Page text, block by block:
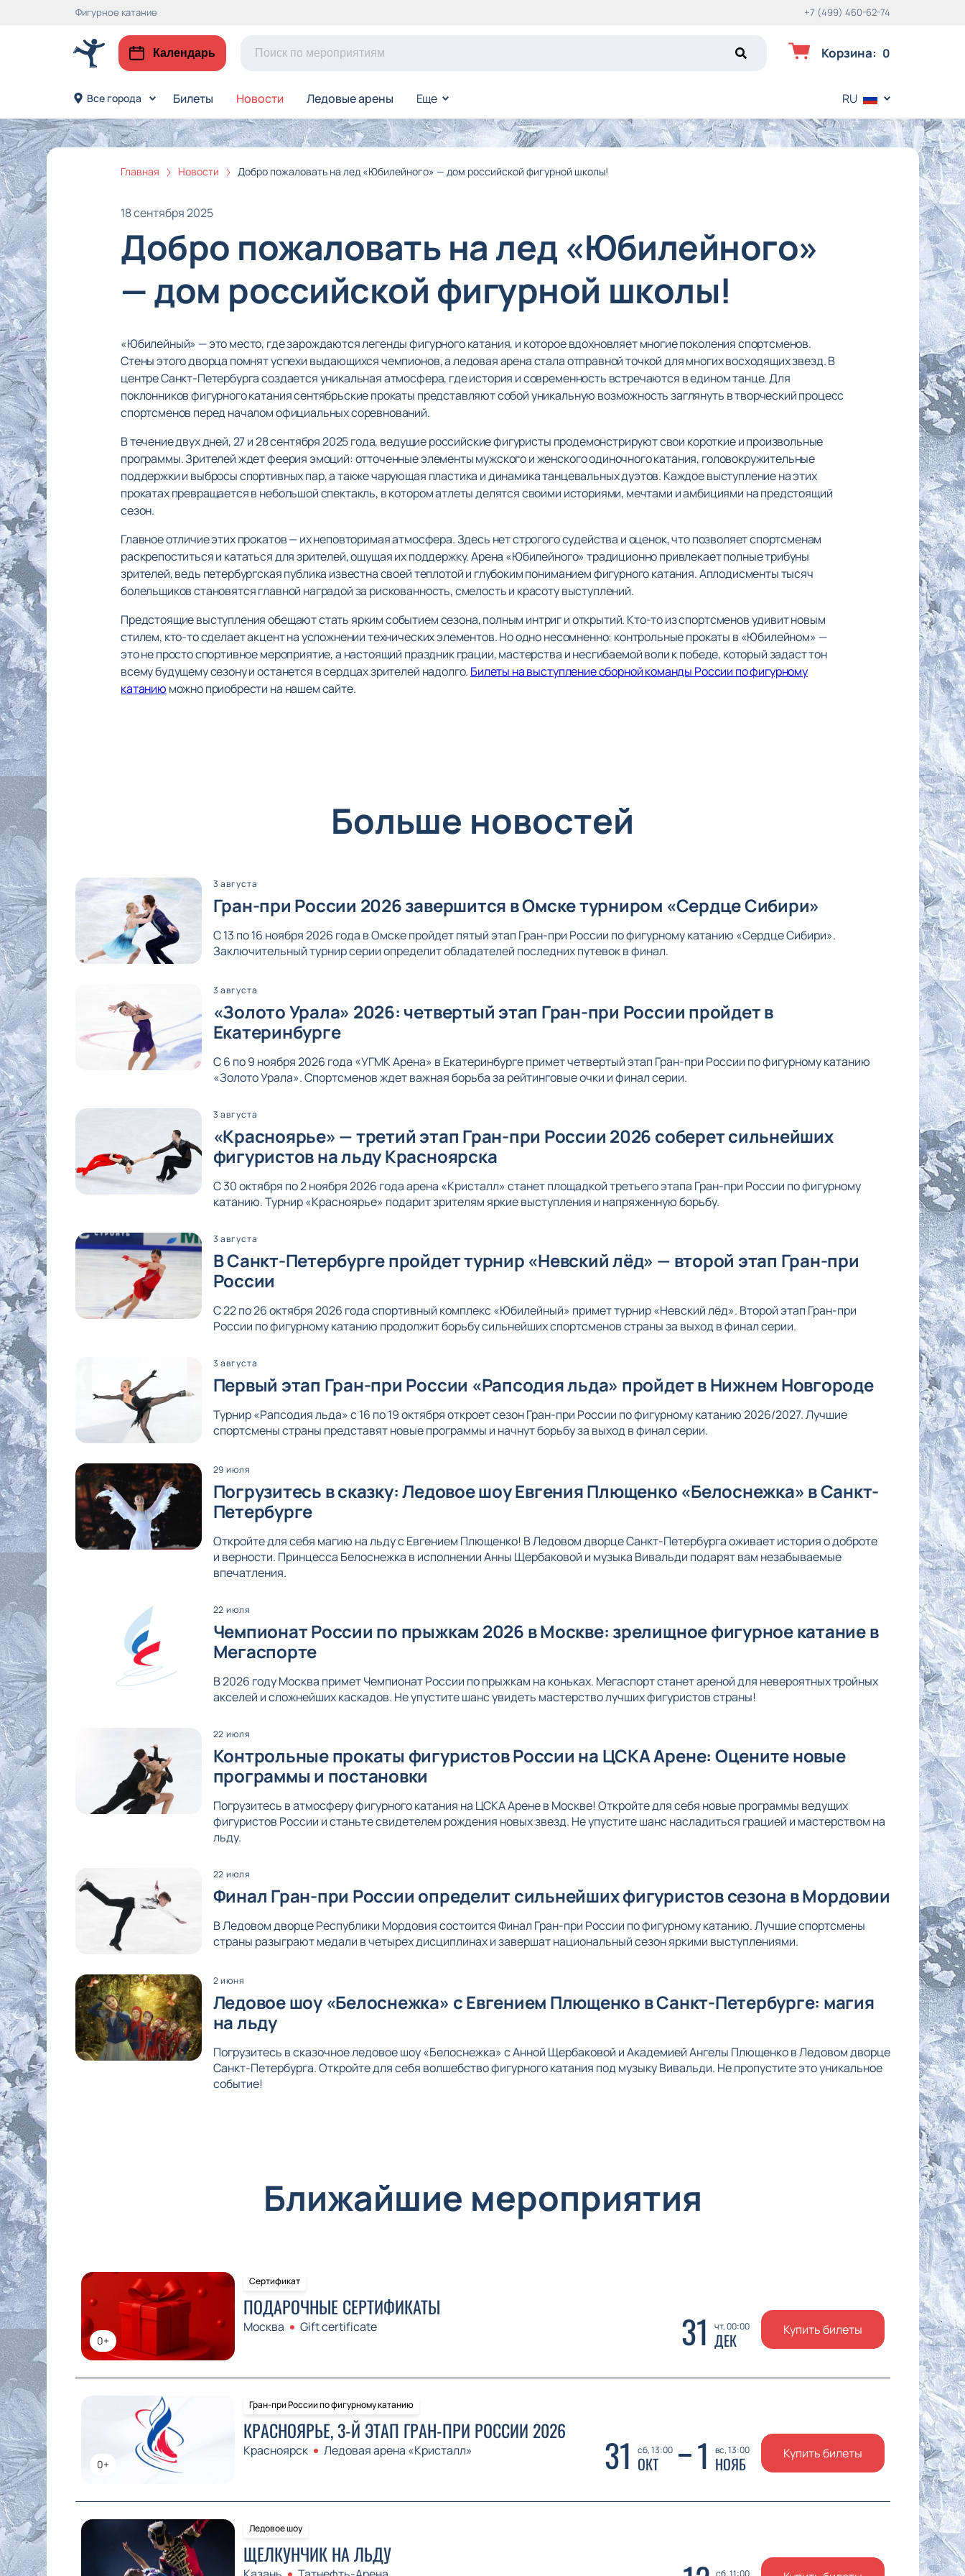
Фигурное катание +7 (499) 460-62-74
Календарь Корзина: 0
Все города Билеты Новости Ледовые арены Еще RU
Главная Новости Добро пожаловать на лед «Юбилейного» — дом российской фигурной школы!
18 сентября 2025
Добро пожаловать на лед «Юбилейного»
— дом российской фигурной школы!
«Юбилейный» — это место, где зарождаются легенды фигурного катания, и которое вдохновляет многие поколения спортсменов.
Стены этого дворца помнят успехи выдающихся чемпионов, а ледовая арена стала отправной точкой для многих восходящих звезд. В
центре Санкт-Петербурга создается уникальная атмосфера, где история и современность встречаются в едином танце. Для
поклонников фигурного катания сентябрьские прокаты представляют собой уникальную возможность заглянуть в творческий процесс
спортсменов перед началом официальных соревнований.
В течение двух дней, 27 и 28 сентября 2025 года, ведущие российские фигуристы продемонстрируют свои короткие и произвольные
программы. Зрителей ждет феерия эмоций: отточенные элементы мужского и женского одиночного катания, головокружительные
поддержки и выбросы спортивных пар, а также чарующая пластика и динамика танцевальных дуэтов. Каждое выступление на этих
прокатах превращается в небольшой спектакль, в котором атлеты делятся своими историями, мечтами и амбициями на предстоящий
сезон.
Главное отличие этих прокатов — их неповторимая атмосфера. Здесь нет строгого судейства и оценок, что позволяет спортсменам
раскрепоститься и кататься для зрителей, ощущая их поддержку. Арена «Юбилейного» традиционно привлекает полные трибуны
зрителей, ведь петербургская публика известна своей теплотой и глубоким пониманием фигурного катания. Аплодисменты тысяч
болельщиков становятся главной наградой за рискованность, смелость и красоту выступлений.
Предстоящие выступления обещают стать ярким событием сезона, полным интриг и открытий. Кто-то из спортсменов удивит новым
стилем, кто-то сделает акцент на усложнении технических элементов. Но одно несомненно: контрольные прокаты в «Юбилейном» —
это не просто спортивное мероприятие, а настоящий праздник грации, мастерства и несгибаемой воли к победе, который задаст тон
всему будущему сезону и останется в сердцах зрителей надолго. Билеты на выступление сборной команды России по фигурному
катанию можно приобрести на нашем сайте.
Больше новостей
3 августа
Гран-при России 2026 завершится в Омске турниром «Сердце Сибири»
С 13 по 16 ноября 2026 года в Омске пройдет пятый этап Гран-при России по фигурному катанию «Сердце Сибири».
Заключительный турнир серии определит обладателей последних путевок в финал.
3 августа
«Золото Урала» 2026: четвертый этап Гран-при России пройдет в
Екатеринбурге
С 6 по 9 ноября 2026 года «УГМК Арена» в Екатеринбурге примет четвертый этап Гран-при России по фигурному катанию
«Золото Урала». Спортсменов ждет важная борьба за рейтинговые очки и финал серии.
3 августа
«Красноярье» — третий этап Гран-при России 2026 соберет сильнейших
фигуристов на льду Красноярска
С 30 октября по 2 ноября 2026 года арена «Кристалл» станет площадкой третьего этапа Гран-при России по фигурному
катанию. Турнир «Красноярье» подарит зрителям яркие выступления и напряженную борьбу.
3 августа
В Санкт-Петербурге пройдет турнир «Невский лёд» — второй этап Гран-при
России
С 22 по 26 октября 2026 года спортивный комплекс «Юбилейный» примет турнир «Невский лёд». Второй этап Гран-при
России по фигурному катанию продолжит борьбу сильнейших спортсменов страны за выход в финал серии.
3 августа
Первый этап Гран-при России «Рапсодия льда» пройдет в Нижнем Новгороде
Турнир «Рапсодия льда» с 16 по 19 октября откроет сезон Гран-при России по фигурному катанию 2026/2027. Лучшие
спортсмены страны представят новые программы и начнут борьбу за выход в финал серии.
29 июля
Погрузитесь в сказку: Ледовое шоу Евгения Плющенко «Белоснежка» в Санкт-
Петербурге
Откройте для себя магию на льду с Евгением Плющенко! В Ледовом дворце Санкт-Петербурга оживает история о доброте
и верности. Принцесса Белоснежка в исполнении Анны Щербаковой и музыка Вивальди подарят вам незабываемые
впечатления.
22 июля
Чемпионат России по прыжкам 2026 в Москве: зрелищное фигурное катание в
Мегаспорте
В 2026 году Москва примет Чемпионат России по прыжкам на коньках. Мегаспорт станет ареной для невероятных тройных
акселей и сложнейших каскадов. Не упустите шанс увидеть мастерство лучших фигуристов страны!
22 июля
Контрольные прокаты фигуристов России на ЦСКА Арене: Оцените новые
программы и постановки
Погрузитесь в атмосферу фигурного катания на ЦСКА Арене в Москве! Откройте для себя новые программы ведущих
фигуристов России и станьте свидетелем рождения новых звезд. Не упустите шанс насладиться грацией и мастерством на
льду.
22 июля
Финал Гран-при России определит сильнейших фигуристов сезона в Мордовии
В Ледовом дворце Республики Мордовия состоится Финал Гран-при России по фигурному катанию. Лучшие спортсмены
страны разыграют медали в четырех дисциплинах и завершат национальный сезон яркими выступлениями.
2 июня
Ледовое шоу «Белоснежка» с Евгением Плющенко в Санкт-Петербурге: магия
на льду
Погрузитесь в сказочное ледовое шоу «Белоснежка» с Анной Щербаковой и Академией Ангелы Плющенко в Ледовом дворце
Санкт-Петербурга. Откройте для себя волшебство фигурного катания под музыку Вивальди. Не пропустите это уникальное
событие!
Ближайшие мероприятия
0+
Сертификат
ПОДАРОЧНЫЕ СЕРТИФИКАТЫ
Москва Gift certificate 31 чт, 00:00
ДЕК Купить билеты
0+
Гран-при России по фигурному катанию
КРАСНОЯРЬЕ, 3-Й ЭТАП ГРАН-ПРИ РОССИИ 2026
Красноярск Ледовая арена «Кристалл» 31 сб, 13:00
ОКТ 1 вс, 13:00
НОЯБ Купить билеты
Ледовое шоу
ЩЕЛКУНЧИК НА ЛЬДУ
сб, 11:00